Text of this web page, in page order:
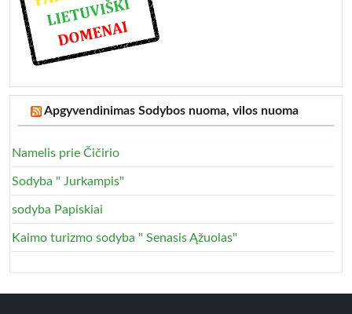
Apgyvendinimas Sodybos nuoma, vilos nuoma
Namelis prie Čičirio
Sodyba " Jurkampis"
sodyba Papiskiai
Kaimo turizmo sodyba " Senasis Ąžuolas"